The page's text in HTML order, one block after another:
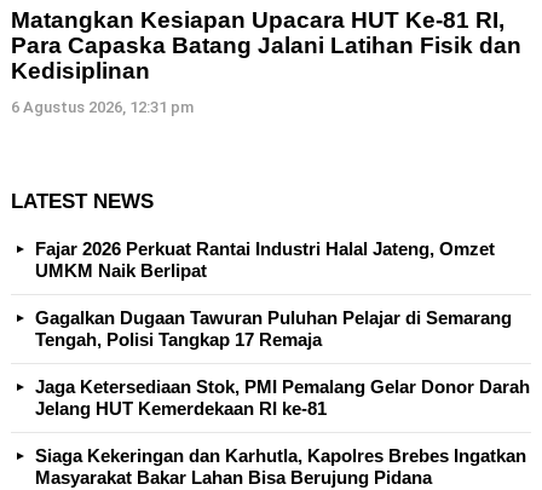
Matangkan Kesiapan Upacara HUT Ke-81 RI,
Para Capaska Batang Jalani Latihan Fisik dan
Kedisiplinan
6 Agustus 2026, 12:31 pm
LATEST NEWS
Fajar 2026 Perkuat Rantai Industri Halal Jateng, Omzet
UMKM Naik Berlipat
Gagalkan Dugaan Tawuran Puluhan Pelajar di Semarang
Tengah, Polisi Tangkap 17 Remaja
Jaga Ketersediaan Stok, PMI Pemalang Gelar Donor Darah
Jelang HUT Kemerdekaan RI ke-81
Siaga Kekeringan dan Karhutla, Kapolres Brebes Ingatkan
Masyarakat Bakar Lahan Bisa Berujung Pidana